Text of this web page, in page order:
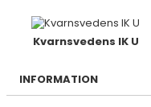
BILDGALLERI
DOKUMENT
Kvarnsvedens IK U
INFORMATION